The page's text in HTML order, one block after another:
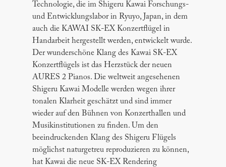
Technologie, die im Shigeru Kawai Forschungs-
und Entwicklungslabor in Ryuyo, Japan, in dem
auch die KAWAI SK-EX Konzertflügel in
Handarbeit hergestellt werden, entwickelt wurde.
Der wunderschöne Klang des Kawai SK-EX
Konzertflügels ist das Herzstück der neuen
AURES 2 Pianos. Die weltweit angesehenen
Shigeru Kawai Modelle werden wegen ihrer
tonalen Klarheit geschätzt und sind immer
wieder auf den Bühnen von Konzerthallen und
Musikinstitutionen zu finden. Um den
beeindruckenden Klang des Shigeru Flügels
möglichst naturgetreu reproduzieren zu können,
hat Kawai die neue SK-EX Rendering